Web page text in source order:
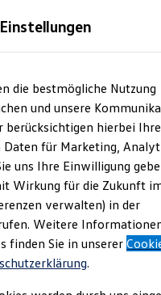
die bestmögliche Nutzung
und unsere
berücksichtigen hierbei Ihre
für Marketing,
uns Ihre Einwilligung
Wirkung für die Zukunft
verwalten) in der
Weitere
finden Sie in unserer
.